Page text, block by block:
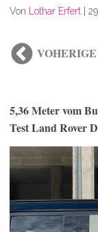
Von Lothar Erfert |
5,36 Meter vom
Test Land Rover